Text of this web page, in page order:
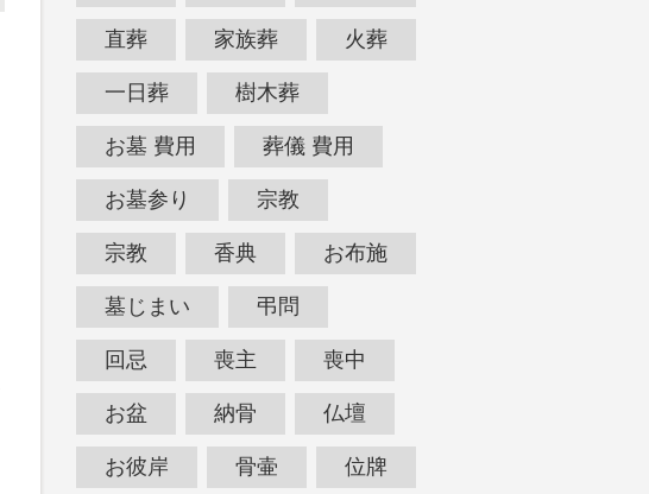
直葬 家族葬 火葬
一日葬 樹木葬
お墓 費用 葬儀 費用
お墓参り 宗教
宗教 香典 お布施
墓じまい 弔問
回忌 喪主 喪中
お盆 納骨 仏壇
お彼岸 骨壷 位牌